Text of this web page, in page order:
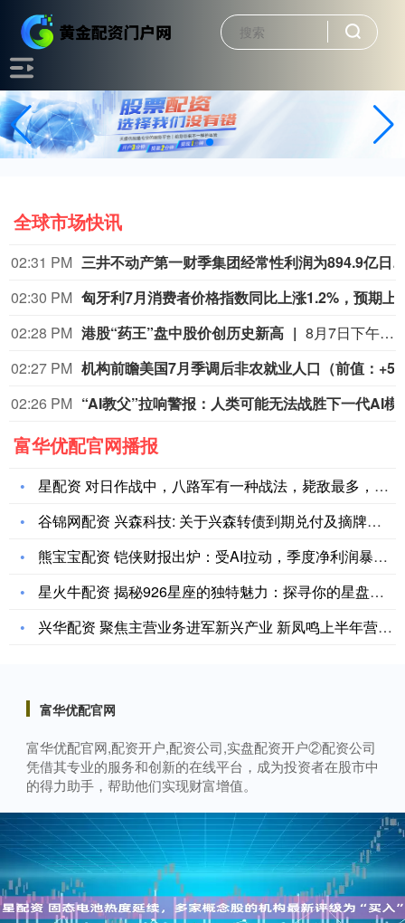
全球市场快讯
02:31 PM
三井不动产第一财季集团经常性利润为894.9亿日元，同比下降37.9%；2026/
02:30 PM
02:28 PM 港股“药王”盘中股价创历史新高
8月7日下午两点多，港股市值最大的药企药明康德盘中股价一度达到193港元/股，创下历史新高，股价涨幅超过7%。上一次，药明康德股价创新高是在新冠疫情间的2021年12月底。当前，药明康德港股市值突破5700亿港元。（第一财经）
02:27 PM
02:26 PM
富华优配官网播报
星配资 对日作战中，八路军有一种战法，毙敌最多，自己伤亡最少
谷锦网配资 兴森科技: 关于兴森转债到期兑付及摘牌的公告
熊宝宝配资 铠侠财报出炉：受AI拉动，季度净利润暴涨45倍
星火牛配资 揭秘926星座的独特魅力：探寻你的星盘秘密
兴华配资 聚焦主营业务进军新兴产业 新凤鸣上半年营收净利双增
富华优配官网
富华优配官网,配资开户,配资公司,实盘配资开户②配资公司
凭借其专业的服务和创新的在线平台，成为投资者在股市中
的得力助手，帮助他们实现财富增值。